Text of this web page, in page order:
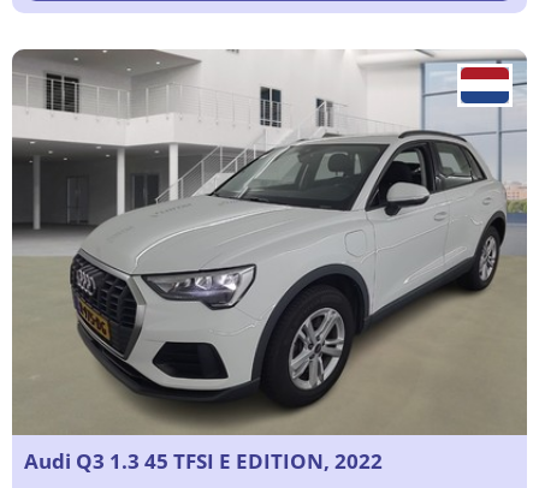
Audi Q3 1.3 45 TFSI E EDITION, 2022